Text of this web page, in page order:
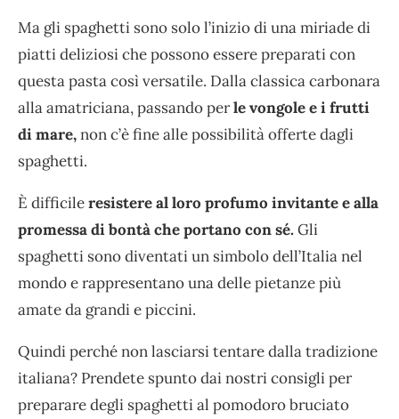
Ma gli spaghetti sono solo l’inizio di una miriade di
piatti deliziosi che possono essere preparati con
questa pasta così versatile. Dalla classica carbonara
alla amatriciana, passando perle vongole e i frutti
di mare,non c’è fine alle possibilità offerte dagli
spaghetti.
È difficileresistere al loro profumo invitante e alla
promessa di bontà che portano con sé. Gli
spaghetti sono diventati un simbolo dell’Italia nel
mondo e rappresentano una delle pietanze più
amate da grandi e piccini.
Quindi perché non lasciarsi tentare dalla tradizione
italiana? Prendete spunto dai nostri consigli per
preparare degli spaghetti al pomodoro bruciato